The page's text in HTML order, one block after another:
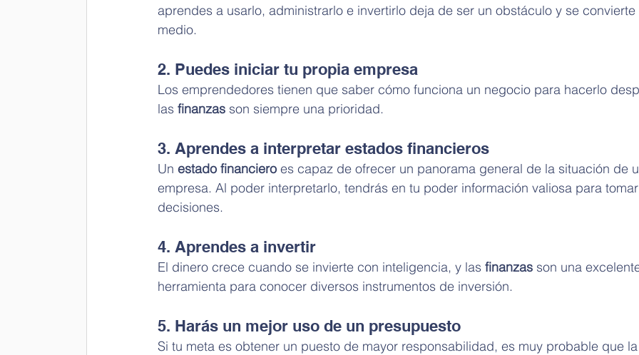
aprendes a usarlo, administrarlo e invertirlo deja de ser un obstáculo y se convierte
medio.
2. Puedes iniciar tu propia empresa
Los emprendedores tienen que saber cómo funciona un negocio para hacerlo
las finanzas son siempre una prioridad.
3. Aprendes a interpretar estados financieros
Un estado financiero es capaz de ofrecer un panorama general de la situación de
empresa. Al poder interpretarlo, tendrás en tu poder información valiosa para tomar
decisiones.
4. Aprendes a invertir
El dinero crece cuando se invierte con inteligencia, y las finanzas son una
herramienta para conocer diversos instrumentos de inversión.
5. Harás un mejor uso de un presupuesto
Si tu meta es obtener un puesto de mayor responsabilidad, es muy probable que la